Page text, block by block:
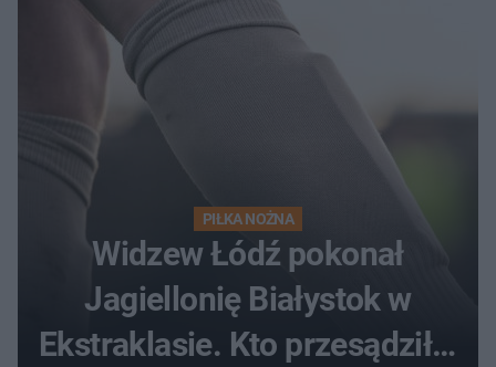
PIŁKA NOŻNA
Widzew Łódź pokonał
Jagiellonię Białystok w
Ekstraklasie. Kto przesądził o